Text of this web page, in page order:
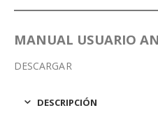
MANUAL USUARIO
DESCARGAR
DESCRIPCIÓN